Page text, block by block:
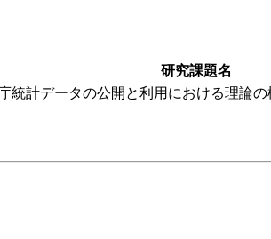
研究課題名
統計データの公開と利用における理論